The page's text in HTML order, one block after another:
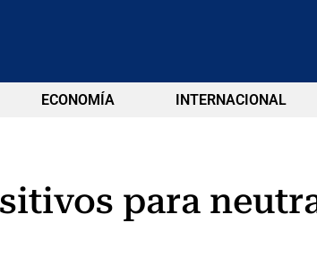
ECONOMÍA INTERNACIONAL
para